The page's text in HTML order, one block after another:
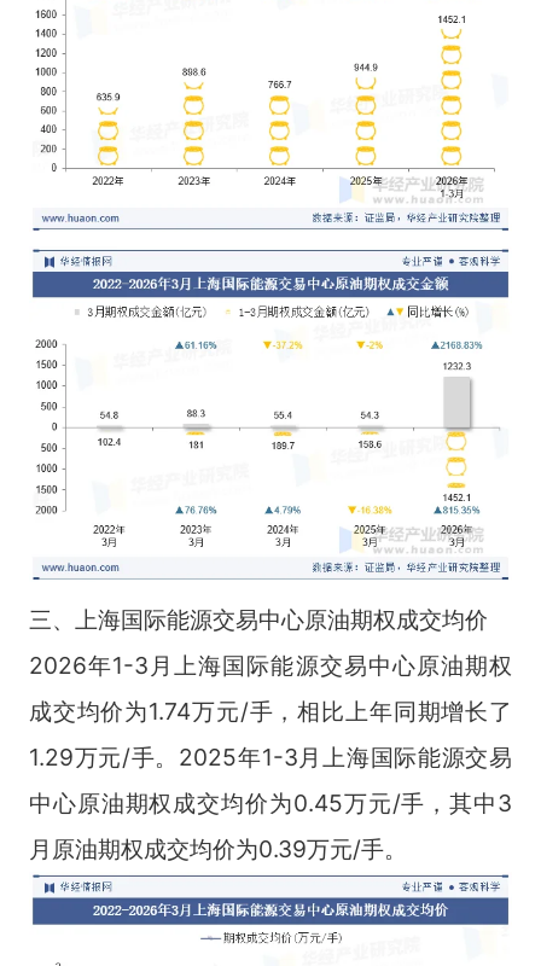
三、上海国际能源交易中心原油期权成交均价
2026年1-3月上海国际能源交易中心原油期权
成交均价为1.74万元/手，相比上年同期增长了
1.29万元/手。2025年1-3月上海国际能源交易
中心原油期权成交均价为0.45万元/手，其中3
月原油期权成交均价为0.39万元/手。